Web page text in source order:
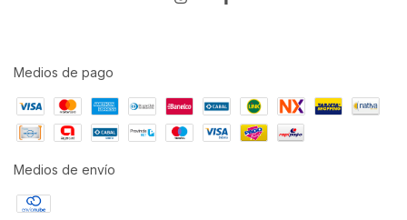
Medios de pago
Medios de envío